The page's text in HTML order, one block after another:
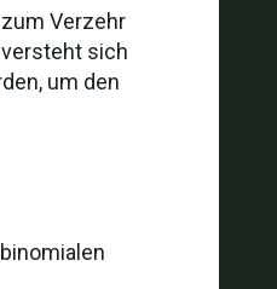
Verzehr
sich
um den